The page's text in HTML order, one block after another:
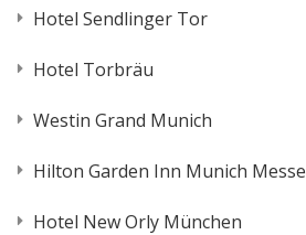
Hotel Sendlinger Tor
Hotel Torbräu
Westin Grand Munich
Hilton Garden Inn Munich Messe
Hotel New Orly München